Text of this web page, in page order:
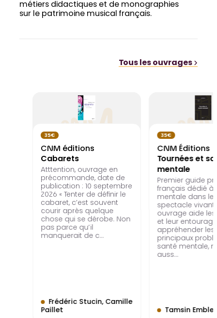
métiers didactiques et de monographies
sur le patrimoine musical français.
Tous les ouvrages
35€
CNM éditions
Cabarets
Atttention, ouvrage en
précommande, date de
publication : 10 septembre
2026 « Tenter de définir le
cabaret, c’est souvent
courir après quelque
chose qui se dérobe. Non
pas parce qu’il
manquerait de c…
Frédéric Stucin, Camille
Paillet
35€
CNM Éditions
Tournées et
mentale
Premier guide
français dédié à
mentale dans le
spectacle
ouvrage aide
et leur
appréhender les
principaux
santé mentale,
auss…
Tamsin